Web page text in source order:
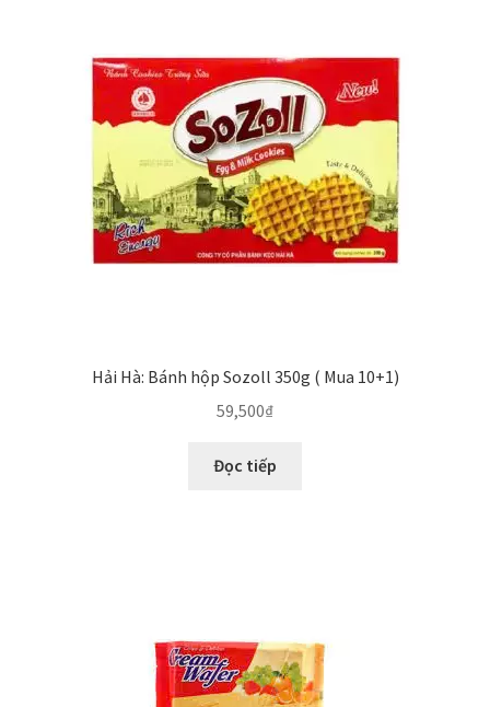
Về chúng tôi
Yêu cầu xoá tài khoản
Hải Hà: Bánh hộp Sozoll 350g ( Mua 10+1)
59,500₫
Đọc tiếp